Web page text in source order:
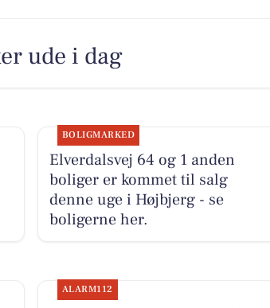
ude i dag
BOLIGMARKED
Elverdalsvej 64 og 1 anden
boliger er kommet til salg
denne uge i Højbjerg - se
boligerne her.
ALARM112